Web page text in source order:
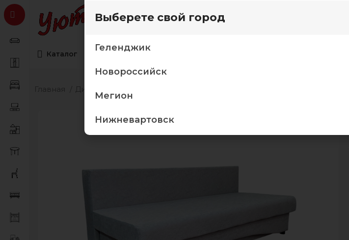
Каталог Коллекции мебели
Главная Диваны
Выберете свой город
Геленджик
Новороссийск
Мегион
Нижневартовск